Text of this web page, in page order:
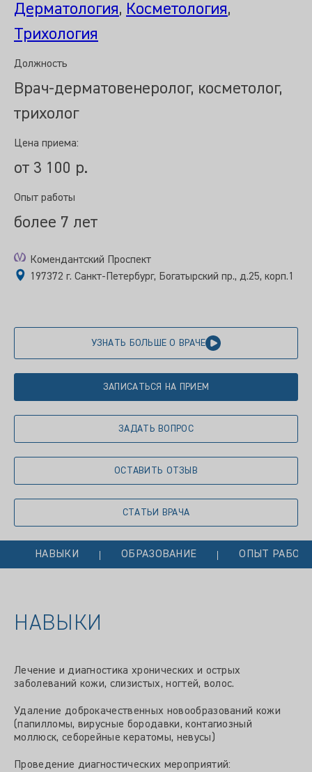
Дерматология, Косметология,
Трихология
Должность
Врач-дерматовенеролог, косметолог,
трихолог
Цена приема:
от 3 100 р.
Опыт работы
более 7 лет
Комендантский Проспект
197372 г. Санкт-Петербург, Богатырский пр., д.25, корп.1
УЗНАТЬ БОЛЬШЕ О ВРАЧЕ
ЗАПИСАТЬСЯ НА ПРИЕМ
ЗАДАТЬ ВОПРОС
ОСТАВИТЬ ОТЗЫВ
СТАТЬИ ВРАЧА
НАВЫКИ ОБРАЗОВАНИЕ ОПЫТ
НАВЫКИ
Лечение и диагностика хронических и острых
заболеваний кожи, слизистых, ногтей, волос.
Удаление доброкачественных новообразований кожи
(папилломы, вирусные бородавки, контагиозный
моллюск, себорейные кератомы, невусы)
Проведение диагностических мероприятий: